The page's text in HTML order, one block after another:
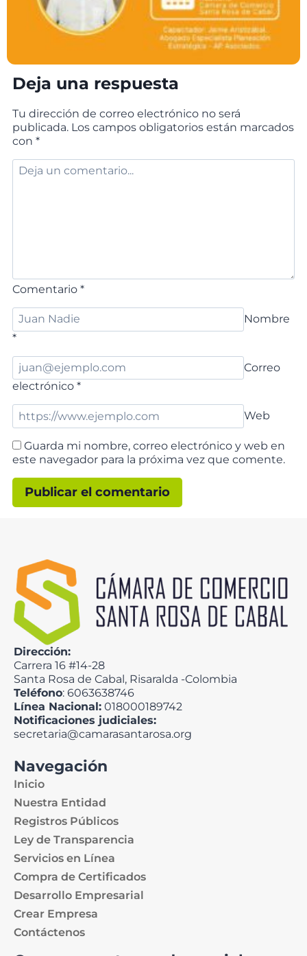
Deja una respuesta
Tu dirección de correo electrónico no será
publicada. Los campos obligatorios están marcados
con *
Comentario *
Nombre
*
Correo
electrónico *
Web
Guarda mi nombre, correo electrónico y web en
este navegador para la próxima vez que comente.
Dirección:
Carrera 16 #14-28
Santa Rosa de Cabal, Risaralda -Colombia
Teléfono: 6063638746
Línea Nacional: 018000189742
Notificaciones judiciales:
secretaria@camarasantarosa.org
Navegación
Inicio
Nuestra Entidad
Registros Públicos
Ley de Transparencia
Servicios en Línea
Compra de Certificados
Desarrollo Empresarial
Crear Empresa
Contáctenos